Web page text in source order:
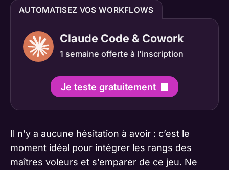
AUTOMATISEZ VOS WORKFLOWS
Claude Code & Cowork
1 semaine offerte à l'inscription
Je teste gratuitement
Il n’y a aucune hésitation à avoir : c’est le
moment idéal pour intégrer les rangs des
maîtres voleurs et s’emparer de ce jeu. Ne